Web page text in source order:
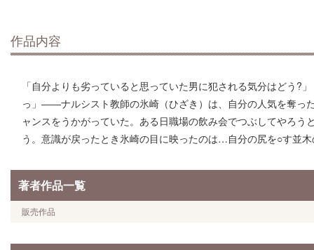
作品内容
「自分よりも劣っていると思っていた男に犯される気分はどう
っ」――ナルシスト教師の氷崎（ひざき）は、自分の人気を奪っ
ャンスをうかがっていた。ある日職場の飲み会でつぶしてやろ
う。意識が戻ったとき氷崎の目に映ったのは…自分の尻を○す並
著者作品一覧
販売作品